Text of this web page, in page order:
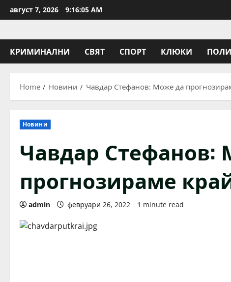
to
август 7, 2026 9:16:05 AM
КРИМИНАЛНИ СВЯТ СПОРТ КЛЮКИ
Home Новини Чавдар Стефанов: Може да
Новини
Чавдар Стефанов:
прогнозираме
admin февруари 26, 2022 1 minute read